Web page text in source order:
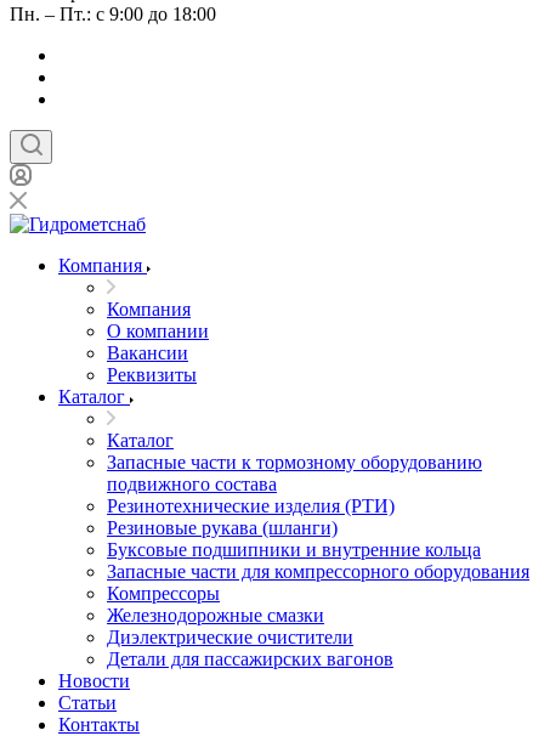
Пн. – Пт.: с 9:00 до 18:00
Компания
Компания
О компании
Вакансии
Реквизиты
Каталог
Каталог
Запасные части к тормозному оборудованию
подвижного состава
Резинотехнические изделия (РТИ)
Резиновые рукава (шланги)
Буксовые подшипники и внутренние кольца
Запасные части для компрессорного оборудования
Компрессоры
Железнодорожные смазки
Диэлектрические очистители
Детали для пассажирских вагонов
Новости
Статьи
Контакты